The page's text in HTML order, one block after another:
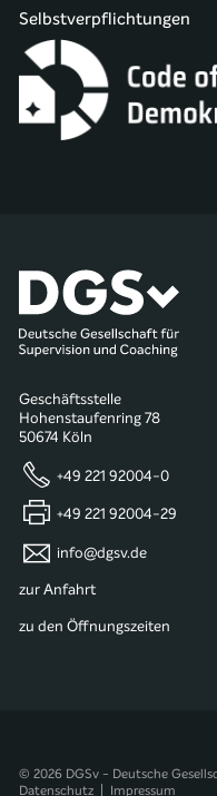
Selbstverpflichtungen
Geschäftsstelle
Hohenstaufenring 78
50674 Köln
+49 221 92004-0
+49 221 92004-29
info@dgsv.de
zur Anfahrt
zu den Öffnungszeiten
© 2026 DGSv - Deutsche
Datenschutz
Impressum